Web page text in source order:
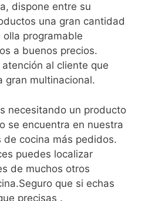
dispone entre su
una gran cantidad
programable
a buenos precios.
al cliente que
gran multinacional.
necesitando un producto
se encuentra en nuestra
cocina más pedidos.
puedes localizar
de muchos otros
que si echas
precisas .